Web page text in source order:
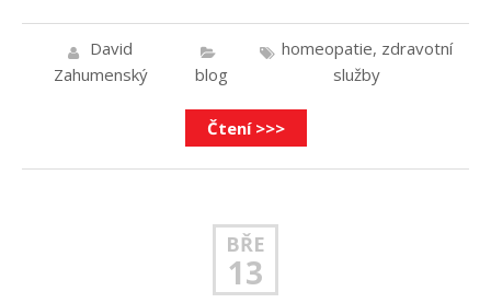
David
Zahumenský
blog
homeopatie, zdravotní
služby
Čtení >>>
BŘE
13